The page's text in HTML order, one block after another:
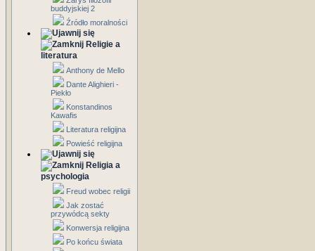
buddyjskiej 2
Źródło moralności
Religie a
literatura
Anthony de Mello
Dante Alighieri -
Piekło
Konstandinos
Kawafis
Literatura religijna
Powieść religijna
Religia a
psychologia
Freud wobec religii
Jak zostać
przywódcą sekty
Konwersja religijna
Po końcu świata